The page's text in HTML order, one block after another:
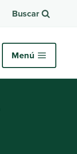
Buscar
Menú